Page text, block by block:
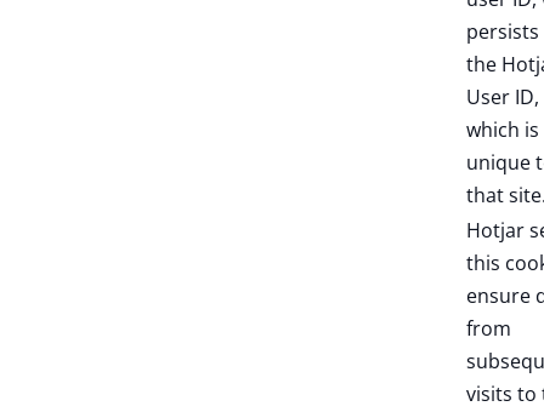
persists
the
User ID,
which is
unique
that
Hotjar
this
ensure
from
visits to